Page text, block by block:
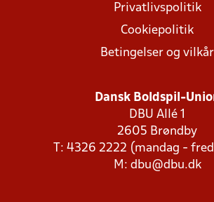
Privatlivspolitik
Cookiepolitik
Betingelser og vilkår
Dansk Boldspil-
DBU Allé 1
2605 Brøndby
T: 4326 2222 (mandag -
M: dbu@dbu.dk